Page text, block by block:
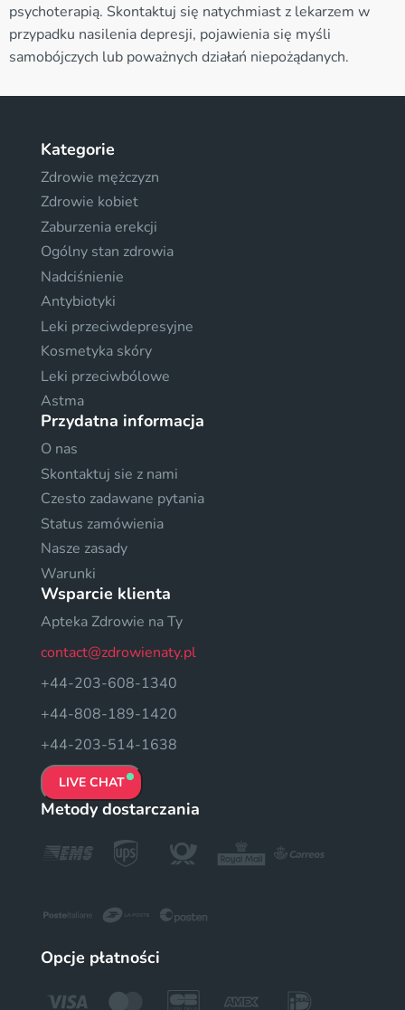
psychoterapią. Skontaktuj się natychmiast z lekarzem w
przypadku nasilenia depresji, pojawienia się myśli
samobójczych lub poważnych działań niepożądanych.
Kategorie
Zdrowie mężczyzn
Zdrowie kobiet
Zaburzenia erekcji
Ogólny stan zdrowia
Nadciśnienie
Antybiotyki
Leki przeciwdepresyjne
Kosmetyka skóry
Leki przeciwbólowe
Astma
Przydatna informacja
O nas
Skontaktuj sie z nami
Czesto zadawane pytania
Status zamówienia
Nasze zasady
Warunki
Wsparcie klienta
Apteka Zdrowie na Ty
contact@zdrowienaty.pl
+44-203-608-1340
+44-808-189-1420
+44-203-514-1638
LIVE CHAT
Metody dostarczania
Opcje płatności